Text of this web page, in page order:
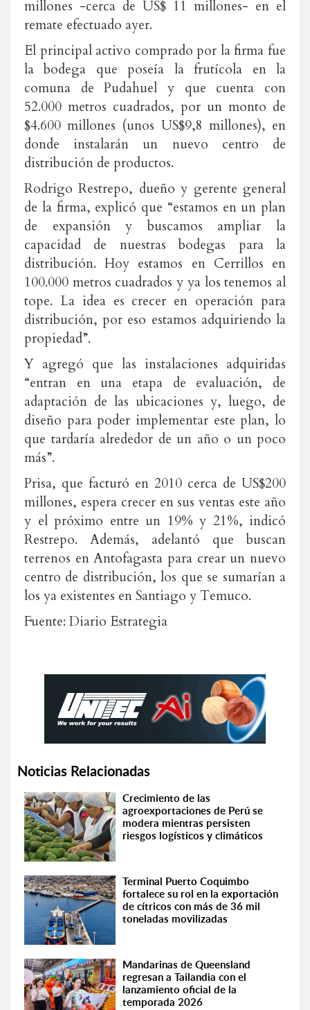
millones -cerca de US$ 11 millones- en el
remate efectuado ayer.
El principal activo comprado por la firma fue
la bodega que poseía la frutícola en la
comuna de Pudahuel y que cuenta con
52.000 metros cuadrados, por un monto de
$4.600 millones (unos US$9,8 millones), en
donde instalarán un nuevo centro de
distribución de productos.
Rodrigo Restrepo, dueño y gerente general
de la firma, explicó que “estamos en un plan
de expansión y buscamos ampliar la
capacidad de nuestras bodegas para la
distribución. Hoy estamos en Cerrillos en
100.000 metros cuadrados y ya los tenemos al
tope. La idea es crecer en operación para
distribución, por eso estamos adquiriendo la
propiedad”.
Y agregó que las instalaciones adquiridas
“entran en una etapa de evaluación, de
adaptación de las ubicaciones y, luego, de
diseño para poder implementar este plan, lo
que tardaría alrededor de un año o un poco
más”.
Prisa, que facturó en 2010 cerca de US$200
millones, espera crecer en sus ventas este año
y el próximo entre un 19% y 21%, indicó
Restrepo. Además, adelantó que buscan
terrenos en Antofagasta para crear un nuevo
centro de distribución, los que se sumarían a
los ya existentes en Santiago y Temuco.
Fuente: Diario Estrategia
Noticias Relacionadas
Crecimiento de las
agroexportaciones de Perú se
modera mientras persisten
riesgos logísticos y climáticos
Terminal Puerto Coquimbo
fortalece su rol en la exportación
de cítricos con más de 36 mil
toneladas movilizadas
Mandarinas de Queensland
regresan a Tailandia con el
lanzamiento oficial de la
temporada 2026